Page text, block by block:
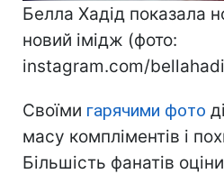
Белла Хадід показала
новий імідж (фото:
instagram.com/
Своїми гарячими фото
масу компліментів і
Більшість фанатів